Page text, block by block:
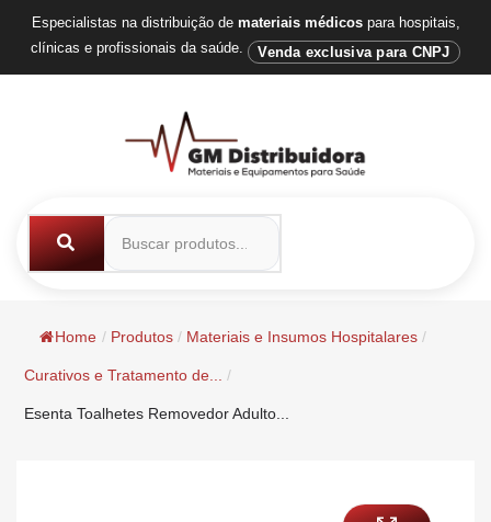
Especialistas na distribuição de materiais médicospara hospitais,
clínicas e profissionais da saúde.
Venda exclusiva para CNPJ
Home / Produtos / Materiais e Insumos Hospitalares /
Curativos e Tratamento de... /
Esenta Toalhetes Removedor Adulto...